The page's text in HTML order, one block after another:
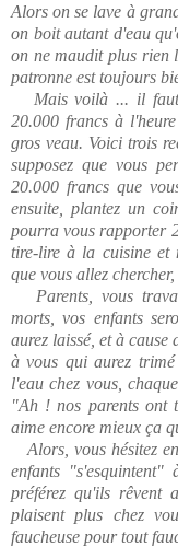
Alors on se lave à
on boit autant d'eau
on ne maudit plus rien
patronne est toujours
Mais voilà ... il faut
20.000 francs à
gros veau. Voici trois
supposez que vous
20.000 francs que
ensuite, plantez un
pourra vous rapporter
tire-lire à la cuisine et
que vous allez
Parents, vous
morts, vos enfants
aurez laissé, et à cause
à vous qui aurez
l'eau chez vous,
"Ah ! nos parents ont
aime encore mieux ça
Alors, vous hésitez
enfants
préférez qu'ils
plaisent plus chez
faucheuse pour tout